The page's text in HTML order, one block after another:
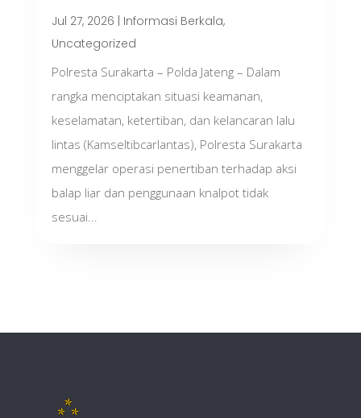
Jul 27, 2026 | Informasi Berkala,
Uncategorized
Polresta Surakarta – Polda Jateng – Dalam
rangka menciptakan situasi keamanan,
keselamatan, ketertiban, dan kelancaran lalu
lintas (Kamseltibcarlantas), Polresta Surakarta
menggelar operasi penertiban terhadap aksi
balap liar dan penggunaan knalpot tidak
sesuai...